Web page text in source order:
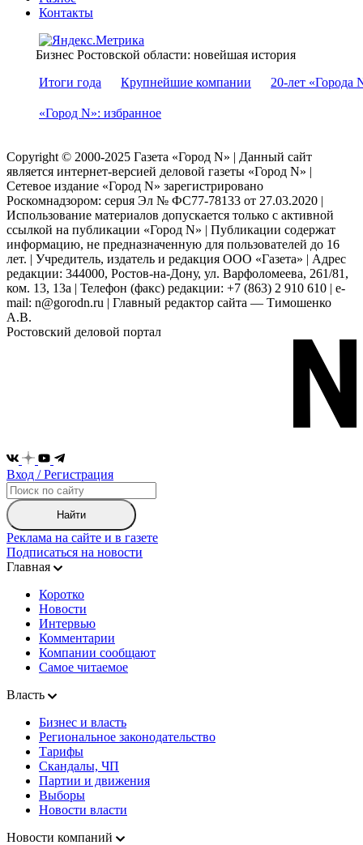
Контакты
Бизнес Ростовской области: новейшая история
Итоги года
Крупнейшие компании 20-лет «Города
«Город N»: избранное
Copyright © 2000-2025 Газета «Город N» | Данный сайт
является интернет-версией деловой газеты «Город N» |
Сетевое издание «Город N» зарегистрировано
Роскомнадзором: серuя Эл № ФС77-78133 от 27.03.2020 |
Использование материалов допускается только с активной
ссылкой на публикации «Город N» | Публикации содержат
информацию, не предназначенную для пользователей до 16
лет. | Учредитель, издатель и редакция ООО «Газета» | Адрес
редакции: 344000, Ростов-на-Дону, ул. Варфоломеева, 261/81,
ком. 13, 13а | Телефон (факс) редакции: +7 (863) 2 910 610 | e-
mail: n@gorodn.ru | Главный редактор сайта — Тимошенко
А.В.
Ростовский деловой портал
Вход / Регистрация
Найти
Реклама на сайте и в газете
Подписаться на новости
Главная
Коротко
Новости
Интервью
Комментарии
Компании сообщают
Самое читаемое
Власть
Бизнес и власть
Региональное законодательство
Тарифы
Скандалы, ЧП
Партии и движения
Выборы
Новости власти
Новости компаний